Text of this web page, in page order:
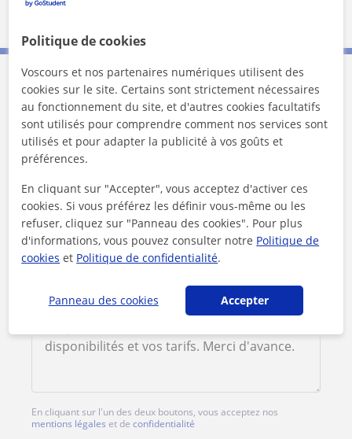
Contactez Clara
1er cours offert
En cliquant sur l'un des deux boutons, vous acceptez nos
mentions légales et de confidentialité
Politique de cookies
Voscours et nos partenaires numériques utilisent des
cookies sur le site. Certains sont strictement nécessaires
au fonctionnement du site, et d'autres cookies facultatifs
sont utilisés pour comprendre comment nos services sont
utilisés et pour adapter la publicité à vos goûts et
préférences.
En cliquant sur "Accepter", vous acceptez d'activer ces
cookies. Si vous préférez les définir vous-même ou les
refuser, cliquez sur "Panneau des cookies". Pour plus
d'informations, vous pouvez consulter notre Politique de
cookies et Politique de confidentialité.
Panneau des cookies Accepter